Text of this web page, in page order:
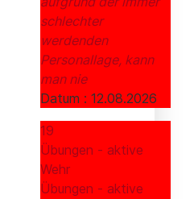
schlechter
werdenden
Personallage, kann
man nie
Datum : 12.08.2026
19
Übungen - aktive
Wehr
Übungen - aktive